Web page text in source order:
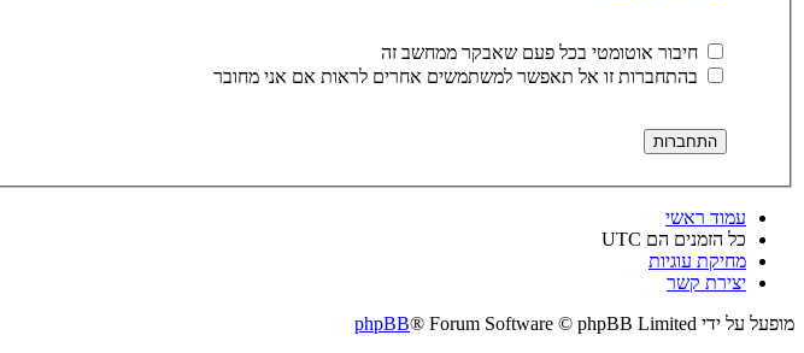
חיבור אוטומטי בכל פעם שאבקר ממחשב זה
בהתחברות זו אל תאפשר למשתמשים אחרים לראות אם אני מחובר
עמוד ראשי
כל הזמנים הם UTC
מחיקת עוגיות
יצירת קשר
מופעל על ידי
phpBB® Forum Software © phpBB Limited